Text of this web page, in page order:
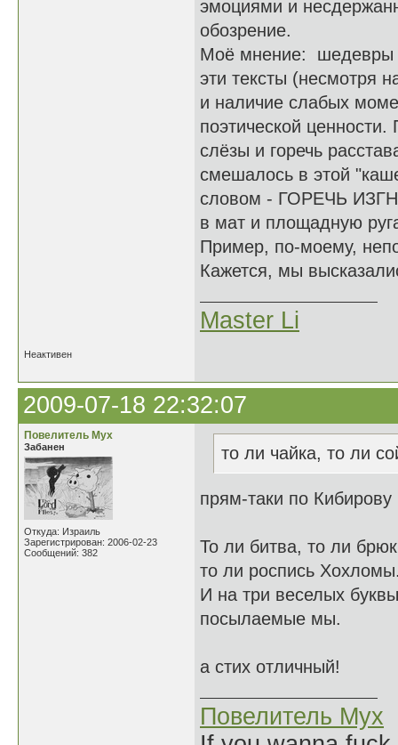
эмоциями и
обозрение.
Моё мнение: шедевры
эти тексты (несмотря
и наличие слабых
поэтической
слёзы и горечь
смешалось в этой
словом - ГОРЕЧЬ
в мат и площадную
Пример, по-моему,
Кажется, мы
Master Li
Неактивен
2009-07-18 22:32:07
Повелитель Мух
Забанен
Откуда: Израиль
Зарегистрирован: 2006-02-23
Сообщений: 382
то ли чайка, то ли
прям-таки по Кибирову
То ли битва, то ли
то ли роспись
И на три веселых буквы
посылаемые мы.
а стих отличный!
Повелитель Мух